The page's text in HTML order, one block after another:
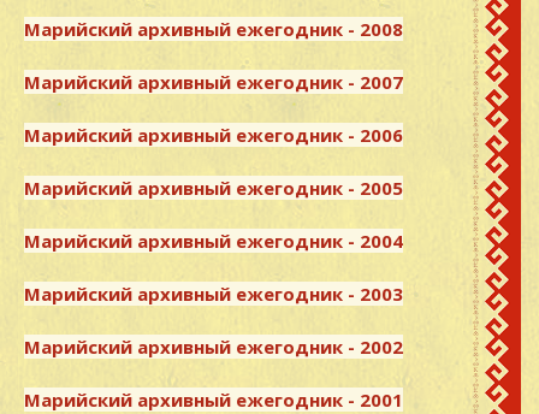
Марийский архивный ежегодник - 2008
Марийский архивный ежегодник - 2007
Марийский архивный ежегодник - 2006
Марийский архивный ежегодник - 2005
Марийский архивный ежегодник - 2004
Марийский архивный ежегодник - 2003
Марийский архивный ежегодник - 2002
Марийский архивный ежегодник - 2001